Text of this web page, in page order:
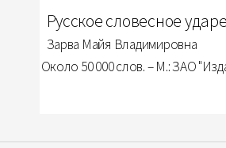
Русское словесное
Зарва Майя Владимировна
Около 50 000 слов. – М.: ЗАО